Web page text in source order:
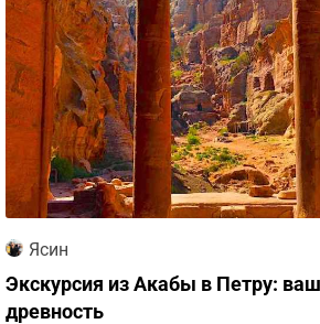
Ясин
Экскурсия из Акабы в Петру:
древность